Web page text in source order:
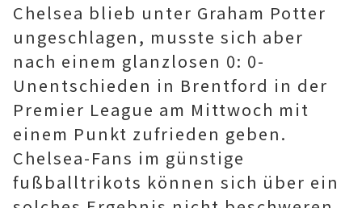
Chelsea blieb unter Graham Potter
ungeschlagen, musste sich aber
nach einem glanzlosen 0: 0-
Unentschieden in Brentford in der
Premier League am Mittwoch mit
einem Punkt zufrieden geben.
Chelsea-Fans im günstige
fußballtrikots können sich über ein